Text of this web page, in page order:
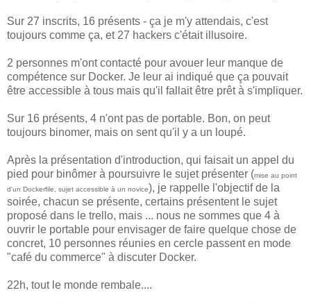
Sur 27 inscrits, 16 présents - ça je m'y attendais, c'est
toujours comme ça, et 27 hackers c'était illusoire.
2 personnes m'ont contacté pour avouer leur manque de
compétence sur Docker. Je leur ai indiqué que ça pouvait
être accessible à tous mais qu'il fallait être prêt à s'impliquer.
Sur 16 présents, 4 n'ont pas de portable. Bon, on peut
toujours binomer, mais on sent qu'il y a un loupé.
Après la présentation d'introduction, qui faisait un appel du
pied pour binômer à poursuivre le sujet présenter (mise au point
d'un Dockerfile, sujet accessible à un novice), je rappelle l'objectif de la
soirée, chacun se présente, certains présentent le sujet
proposé dans le trello, mais ... nous ne sommes que 4 à
ouvrir le portable pour envisager de faire quelque chose de
concret, 10 personnes réunies en cercle passent en mode
"café du commerce" à discuter Docker.
22h, tout le monde rembale....